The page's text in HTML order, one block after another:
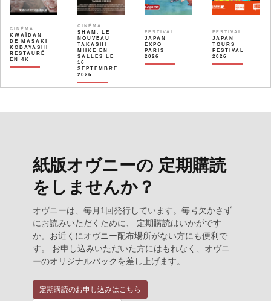
CINÉMA
KWAÏDAN
DE MASAKI
KOBAYASHI
RESTAURÉ
EN 4K
CINÉMA
SHAM, LE
NOUVEAU
TAKASHI
MIIKE EN
SALLES LE
16
SEPTEMBRE
2026
FESTIVAL
JAPAN
EXPO
PARIS
2026
FESTIVAL
JAPAN
TOURS
FESTIVAL
2026
紙版オヴニーの 定期購読
をしませんか？
オヴニーは、毎月1回発行しています。毎号欠かさず
にお読みいただくために、 定期購読はいかがです
か。お近くにオヴニー配布場所がない方にも便利で
す。 お申し込みいただいた方にはもれなく、オヴニ
ーのオリジナルバックを差し上げます。
定期購読のお申し込みはこちら